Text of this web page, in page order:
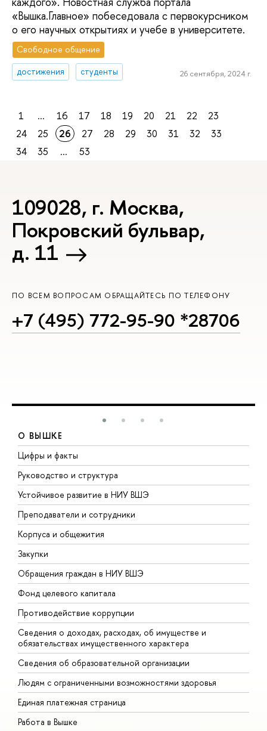
«Вышка.Главное» побеседовала с первокурсником
о его научных открытиях и учебе в университете.
Свободное общение
достижения
студенты 26 сентября, 2024 г.
1 ... 16 17 18 19 20 21 22
23
24
25 26 27 28 29 30 31 32
33
34
35 ... 53
109028, г. Москва,
Покровский бульвар,
д. 11
ПО ВСЕМ ВОПРОСАМ ОБРАЩАЙТЕСЬ ПО ТЕЛЕФОНУ
+7 (495) 772-95-90 *28706
О ВЫШКЕ
Цифры и факты
Руководство и структура
Устойчивое развитие в НИУ ВШЭ
Преподаватели и сотрудники
Корпуса и общежития
Закупки
Обращения граждан в НИУ ВШЭ
Фонд целевого капитала
Противодействие коррупции
Сведения о доходах, расходах, об имуществе и
обязательствах имущественного характера
Сведения об образовательной организации
Людям с ограниченными возможностями здоровья
Единая платежная страница
Работа в Вышке